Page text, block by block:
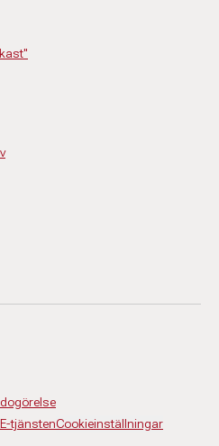
E-tjänstenCookieinställningar